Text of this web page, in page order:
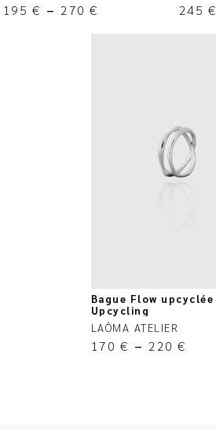
195 € – 270€ 245 €
Bague Flow upcyclée
Upcycling
LAÔMA ATELIER
170 € – 220€